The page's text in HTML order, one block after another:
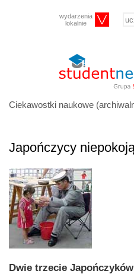
wydarzenia
lokalnie
Ciekawostki naukowe
Japończycy
Dwie trzecie